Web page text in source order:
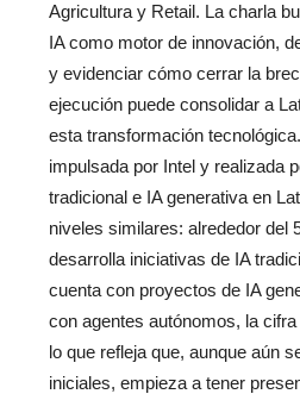
Agricultura y Retail. La charla
IA como motor de innovación,
y evidenciar cómo cerrar la
ejecución puede consolidar a
esta transformación
impulsada por Intel y realizada
tradicional e IA generativa en
niveles similares: alrededor del
desarrolla iniciativas de IA
cuenta con proyectos de IA
con agentes autónomos, la
lo que refleja que, aunque aún
iniciales, empieza a tener